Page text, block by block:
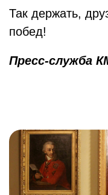
Так держать,
побед!
Пресс-служба